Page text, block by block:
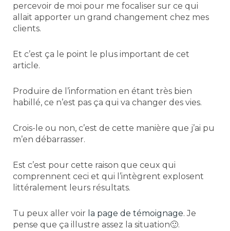
percevoir de moi pour me focaliser sur ce qui
allait apporter un grand changement chez mes
clients.
Et c’est ça le point le plus important de cet
article.
Produire de l’information en étant très bien
habillé, ce n’est pas ça qui va changer des vies.
Crois-le ou non, c’est de cette manière que j’ai pu
m’en débarrasser.
Est c’est pour cette raison que ceux qui
comprennent ceci et qui l’intègrent explosent
littéralement leurs résultats.
Tu peux aller voir la page de témoignage. Je
pense que ça illustre assez la situation🙂.